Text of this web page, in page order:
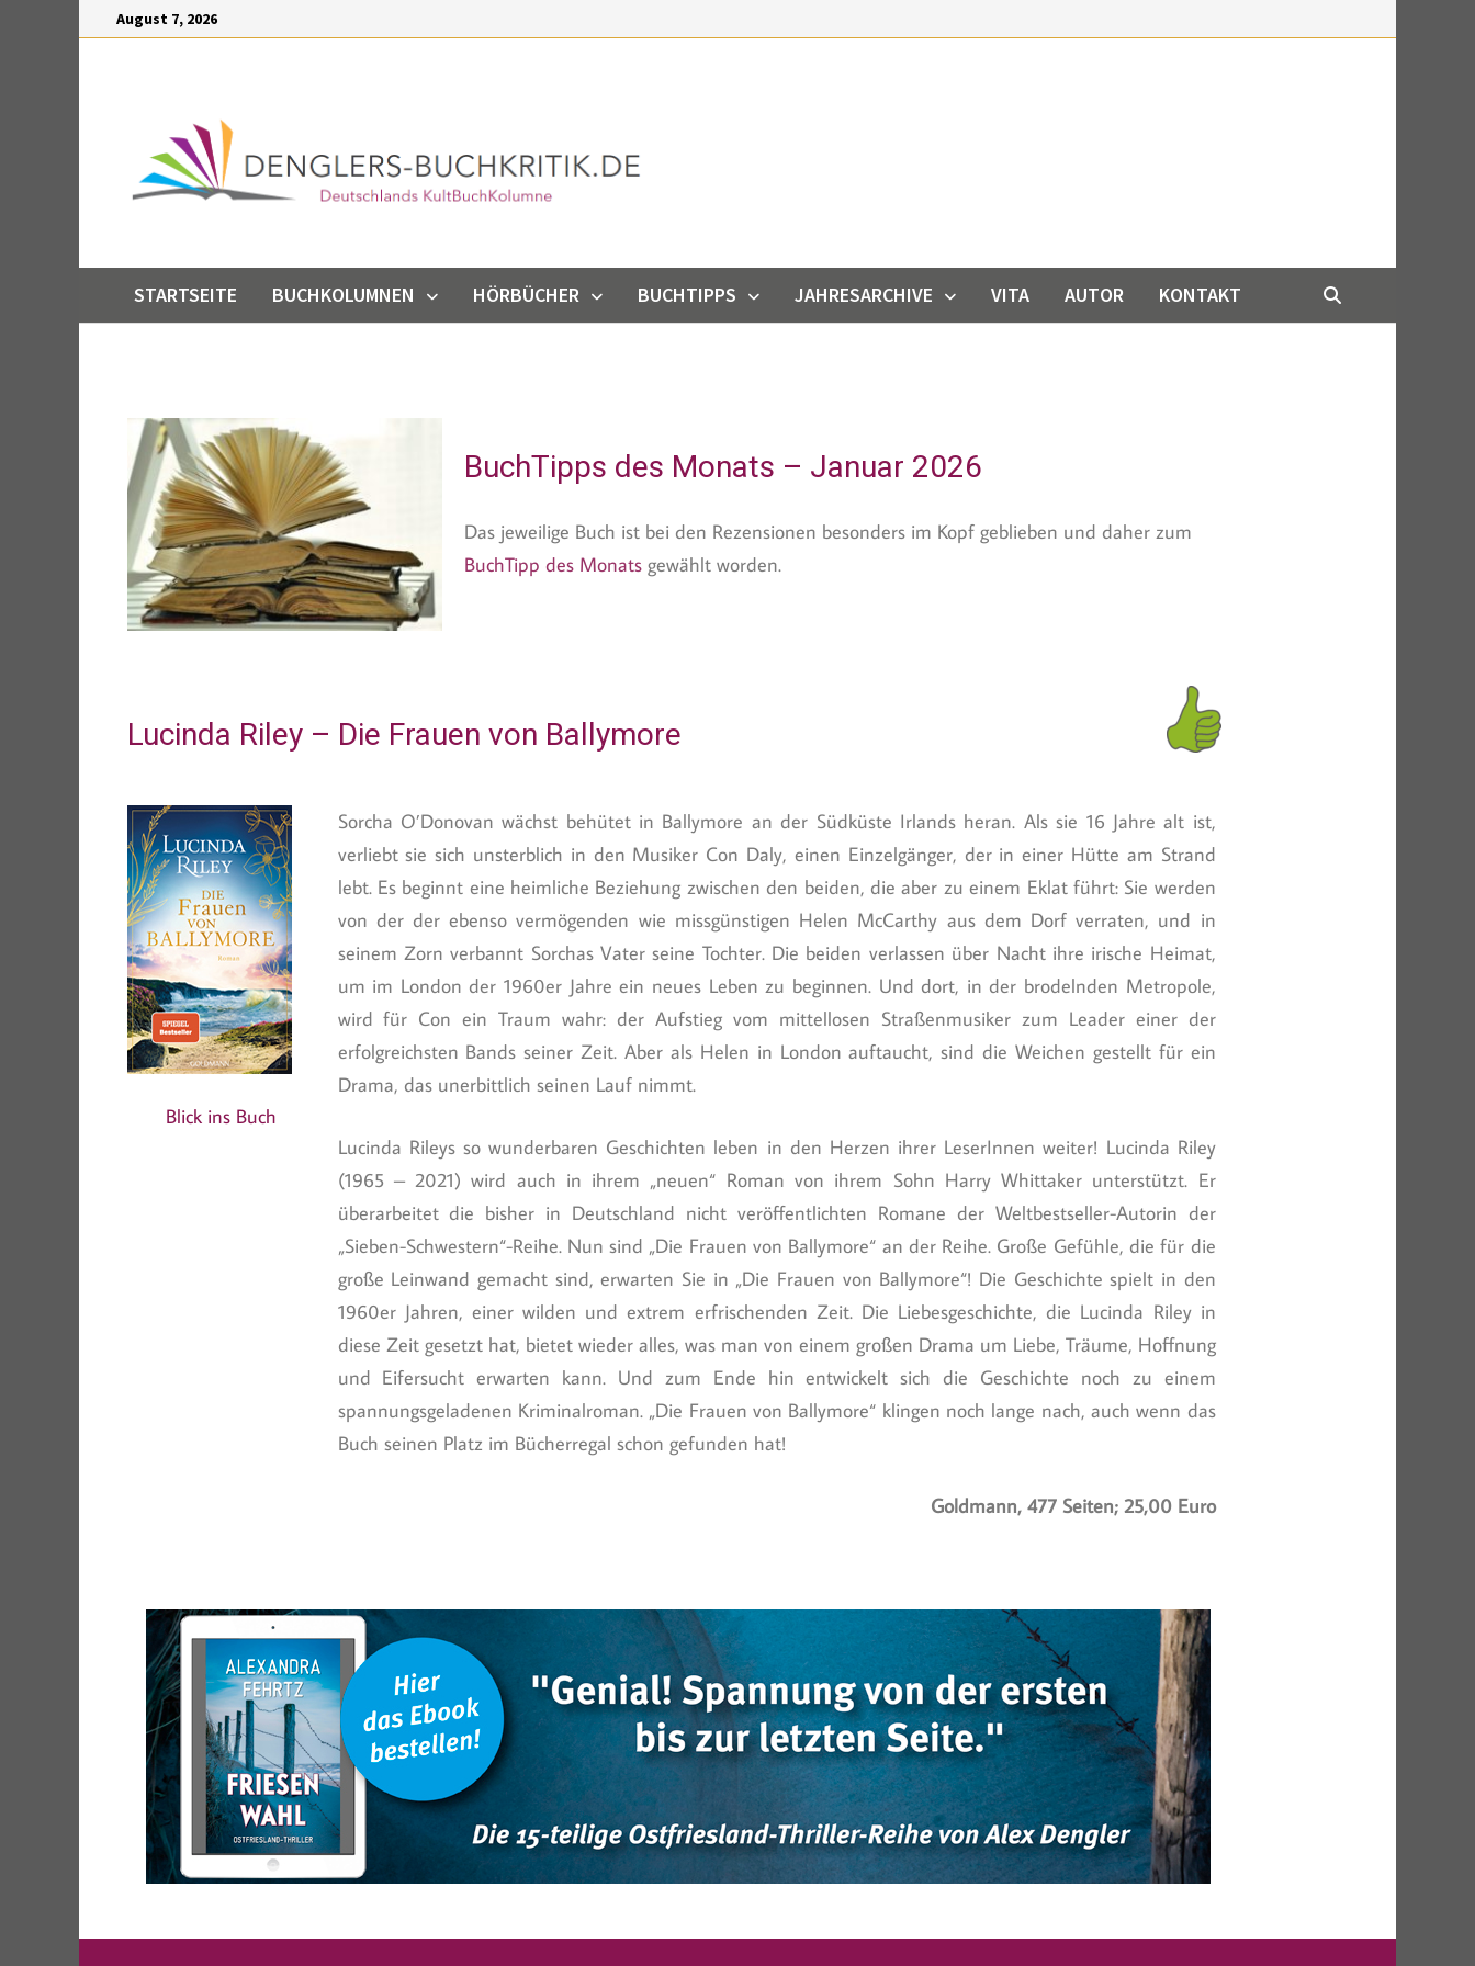
August 7, 2026
STARTSEITE BUCHKOLUMNEN HÖRBÜCHER BUCHTIPPS JAHRESARCHIVE VITA AUTOR KONTAKT
BuchTipps des Monats – Januar 2026
Das jeweilige Buch ist bei den Rezensionen besonders im Kopf geblieben und daher zum
BuchTipp des Monats gewählt worden.
Lucinda Riley – Die Frauen von Ballymore
Blick ins Buch
Sorcha O’Donovan wächst behütet in Ballymore an der Südküste Irlands heran. Als sie 16 Jahre alt ist,
verliebt sie sich unsterblich in den Musiker Con Daly, einen Einzelgänger, der in einer Hütte am Strand
lebt. Es beginnt eine heimliche Beziehung zwischen den beiden, die aber zu einem Eklat führt: Sie werden
von der der ebenso vermögenden wie missgünstigen Helen McCarthy aus dem Dorf verraten, und in
seinem Zorn verbannt Sorchas Vater seine Tochter. Die beiden verlassen über Nacht ihre irische Heimat,
um im London der 1960er Jahre ein neues Leben zu beginnen. Und dort, in der brodelnden Metropole,
wird für Con ein Traum wahr: der Aufstieg vom mittellosen Straßenmusiker zum Leader einer der
erfolgreichsten Bands seiner Zeit. Aber als Helen in London auftaucht, sind die Weichen gestellt für ein
Drama, das unerbittlich seinen Lauf nimmt.
Lucinda Rileys so wunderbaren Geschichten leben in den Herzen ihrer LeserInnen weiter! Lucinda Riley
(1965 – 2021) wird auch in ihrem „neuen“ Roman von ihrem Sohn Harry Whittaker unterstützt. Er
überarbeitet die bisher in Deutschland nicht veröffentlichten Romane der Weltbestseller-Autorin der
„Sieben-Schwestern“-Reihe. Nun sind „Die Frauen von Ballymore“ an der Reihe. Große Gefühle, die für die
große Leinwand gemacht sind, erwarten Sie in „Die Frauen von Ballymore“! Die Geschichte spielt in den
1960er Jahren, einer wilden und extrem erfrischenden Zeit. Die Liebesgeschichte, die Lucinda Riley in
diese Zeit gesetzt hat, bietet wieder alles, was man von einem großen Drama um Liebe, Träume, Hoffnung
und Eifersucht erwarten kann. Und zum Ende hin entwickelt sich die Geschichte noch zu einem
spannungsgeladenen Kriminalroman. „Die Frauen von Ballymore“ klingen noch lange nach, auch wenn das
Buch seinen Platz im Bücherregal schon gefunden hat!
Goldmann, 477 Seiten; 25,00 Euro